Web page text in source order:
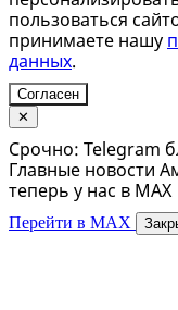
пользоваться
принимаете нашу
данных.
Согласен
✕
Срочно: Telegram
Главные новости
теперь у нас в MAX
Перейти в MAX